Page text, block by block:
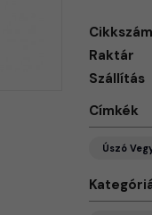
Cikkszám
Raktár
Szállítás
Címkék
Úszó